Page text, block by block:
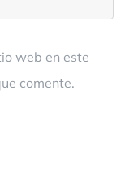
web en este
comente.